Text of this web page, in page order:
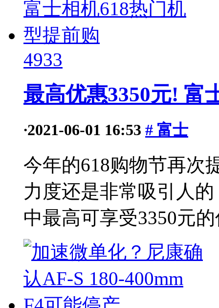
4933
最高优惠3350元! 富
·2021-06-01 16:53 # 富士
今年的618购物节再次
力度还是非常吸引人
中最高可享受3350元